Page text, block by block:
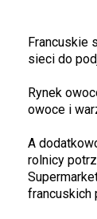
Francuskie
sieci do
Rynek
owoce i
A
rolnicy
francuskich